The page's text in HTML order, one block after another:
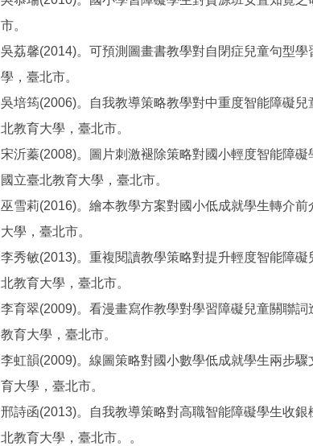
市。
吳荔馨(2014)。可預測圖畫書教學對自閉症兒童句型
學，臺北市。
吳培筠(2006)。自我教導策略教學對中重度智能障礙
北教育大學，臺北市。
宋沂蓁(2008)。圖片刺激褪除策略對國小輕度智能障
國立臺北教育大學，臺北市。
巫雪莉(2016)。繪本教學方案對國小低成就學生轉介
大學，臺北市。
李秀敏(2013)。重複閱讀教學策略對提升輕度智能障
北教育大學，臺北市。
李育翠(2009)。看漫畫寫作教學對學習障礙兒童關聯
教育大學，臺北市。
李虹韻(2009)。線圖策略對國小數學低成就學生兩步
育大學，臺北市。
邢詩函(2013)。自我教導策略對高職智能障礙學生收
北教育大學，臺北市。。